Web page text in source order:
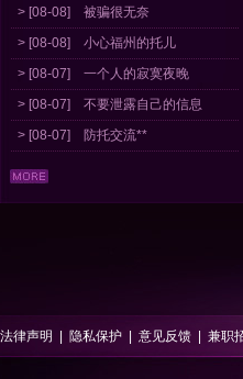
> [08-08] 被骗很无奈
> [08-08] 小心福州的托儿
> [08-07] 一个人的寂寞夜晚
> [08-07] 不要泄露自己的信息
> [08-07]
防托交流**
法律声明 隐私保护 意见反馈 兼职